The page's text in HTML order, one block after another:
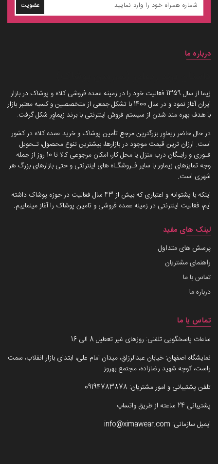
عضویت
درباره ما
زیما از سال 1359 فعالیت خود را در زمینه عمده فروشی کلاه و پوشاک در بازار
ایران آغاز نمود و در سال 1400 با تشکل جمعی از متخصصین و کسبه معتبر بازار
با هدف بهره مند شدن از سیستم فروش اینترنتی با برند زیماوِر شکل گرفت.
در حال حاضر زیماوِر بزرگترین مرجع تأمین پوشاک و خرید عمده کلاه در کشور
است. ارزان ترین قیمت موجود در بازارها، بیشترین تنوع محصول، تـحویل
فـوری و رایـگان درب منزل یا محل کار، امکان مرجوعی کالا تا 10 روز از جمله
وجه تمایزهای زیماور با سایر فـروشگـاه های اینترنتی و حتی بازارهای بزرگ هر
شهری است.
اینکه با پشتوانه و اعتباری که بیش از 43 سال فعالیت در حوزه پوشاک داشته
ایم، فعالیت اینترنتی در زمینه عمده فروشی و تامین پوشاک را آغاز مینماییم.
لینک های مفید
پرسش های متداول
راهنمای مشتریان
تماس با ما
درباره ما
تماس با ما
ساعات پاسخگویی تلفنی: روزهای غیر تعطیل 8 الی 16
نمایشگاه اصفهان: خیابان عبدالرزاق، میدان امام علی، ابتدای بازار انقلاب، سمت
راست، کوچه شهید رضازاده، مجتمع بهروز
تلفن پشتیبانی و امور مشتریان: 09194783878
پشتیبانی 24 ساعته از طریق واتساپ
ایمیل سازمانی: info@ximawear.com